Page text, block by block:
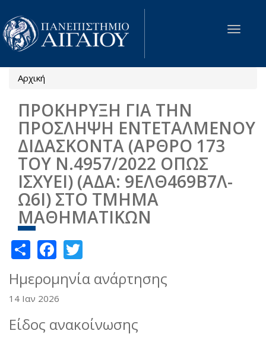
Παράκαμψη προς το κυρίως περιεχόμενο
Toggle
Είστε εδώ
Αρχική
ΠΡΟΚΗΡΥΞΗ ΓΙΑ ΤΗΝ
ΠΡΟΣΛΗΨΗ ΕΝΤΕΤΑΛΜΕΝΟΥ
ΔΙΔΑΣΚΟΝΤΑ (ΑΡΘΡΟ 173
ΤΟΥ Ν.4957/2022 ΟΠΩΣ
ΙΣΧΥΕΙ) (ΑΔΑ: 9ΕΛΘ469Β7Λ-
Ω6Ι) ΣΤΟ ΤΜΗΜΑ
ΜΑΘΗΜΑΤΙΚΩΝ
ShareFacebook
Ημερομηνία ανάρτησης
14 Ιαν 2026
Είδος ανακοίνωσης